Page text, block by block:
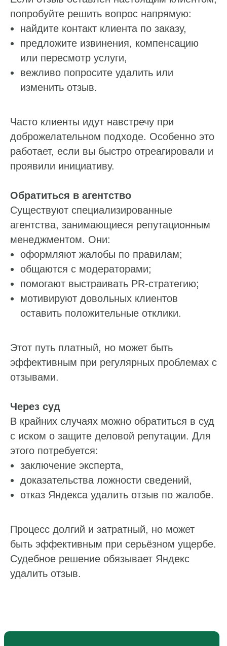
попробуйте решить вопрос напрямую:
найдите контакт клиента по заказу,
предложите извинения, компенсацию
или пересмотр услуги,
вежливо попросите удалить или
изменить отзыв.
Часто клиенты идут навстречу при
доброжелательном подходе. Особенно это
работает, если вы быстро отреагировали и
проявили инициативу.
Обратиться в агентство
Существуют специализированные
агентства, занимающиеся репутационным
менеджментом. Они:
оформляют жалобы по правилам;
общаются с модераторами;
помогают выстраивать PR-стратегию;
мотивируют довольных клиентов
оставить положительные отклики.
Этот путь платный, но может быть
эффективным при регулярных проблемах с
отзывами.
Через суд
В крайних случаях можно обратиться в суд
с иском о защите деловой репутации. Для
этого потребуется:
заключение эксперта,
доказательства ложности сведений,
отказ Яндекса удалить отзыв по жалобе.
Процесс долгий и затратный, но может
быть эффективным при серьёзном ущербе.
Судебное решение обязывает Яндекс
удалить отзыв.